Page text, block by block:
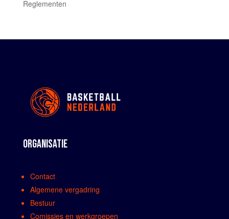
Reglementen
ORGANISATIE
Contact
Algemene vergadring
Bestuur
Comissies en werkgroepen